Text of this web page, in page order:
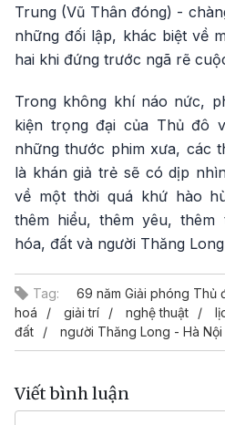
Trung (Vũ Thân đóng) -
những đối lập, khác biệt về
hai khi đứng trước ngã rẽ
Trong không khí náo nức,
kiện trọng đại của Thủ đô
những thước phim xưa, các
là khán giả trẻ sẽ có dịp
về một thời quá khứ hào
thêm hiểu, thêm yêu,
hóa, đất và người Thăng
Tag: 69 năm Giải phóng Thủ
hoá
giải trí nghệ thuật
đất
người Thăng Long - Hà Nội
Viết bình luận